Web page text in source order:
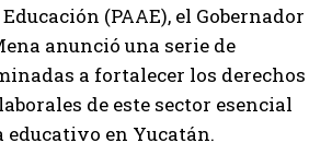
(PAAE), el Gobernador
anunció una serie de
a fortalecer los derechos
de este sector esencial
educativo en Yucatán.